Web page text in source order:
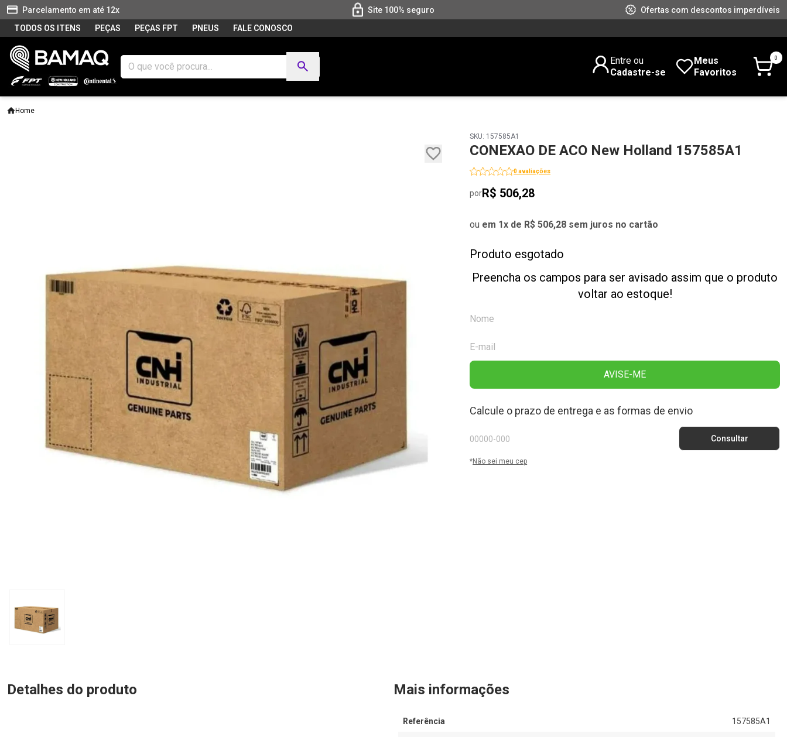
Parcelamento em até 12x Site 100% seguro
Ofertas com descontos imperdíveis
TODOS OS ITENS
PEÇAS PEÇAS FPT PNEUS FALE CONOSCO
Entre ou
Cadastre-se
Meus
Favoritos
0
Home
SKU: 157585A1
CONEXAO DE ACO New Holland 157585A1
0 avaliações
porR$ 506,28
ou em 1x de R$ 506,28 sem juros no cartão
Produto esgotado
Preencha os campos para ser avisado assim que o produto
voltar ao estoque!
AVISE-ME
Calcule o prazo de entrega e as formas de envio
*Não sei meu cep
Detalhes do produto Mais informações
Referência 157585A1